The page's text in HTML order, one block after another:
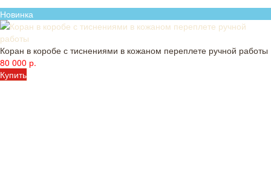
Новинка
Коран в коробе с тиснениями в кожаном переплете ручной работы
80 000 р.
Купить